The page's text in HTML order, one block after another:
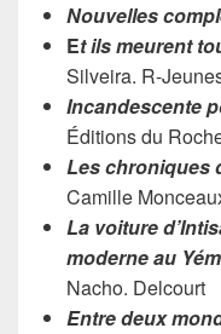
Nouvelles
Et ils meurent
Silveira. R-
Incandescente
Éditions du
Les chroniques
Camille
La voiture
moderne au
Nacho. Delcourt
Entre deux